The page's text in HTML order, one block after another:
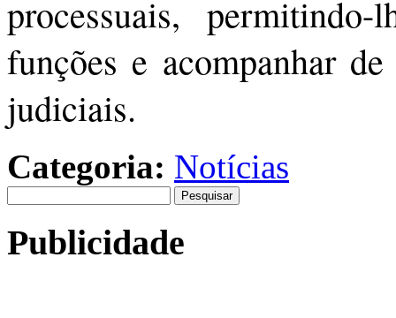
processuais,
funções e acompanhar
judiciais.
Categoria: Notícias
por:
Publicidade